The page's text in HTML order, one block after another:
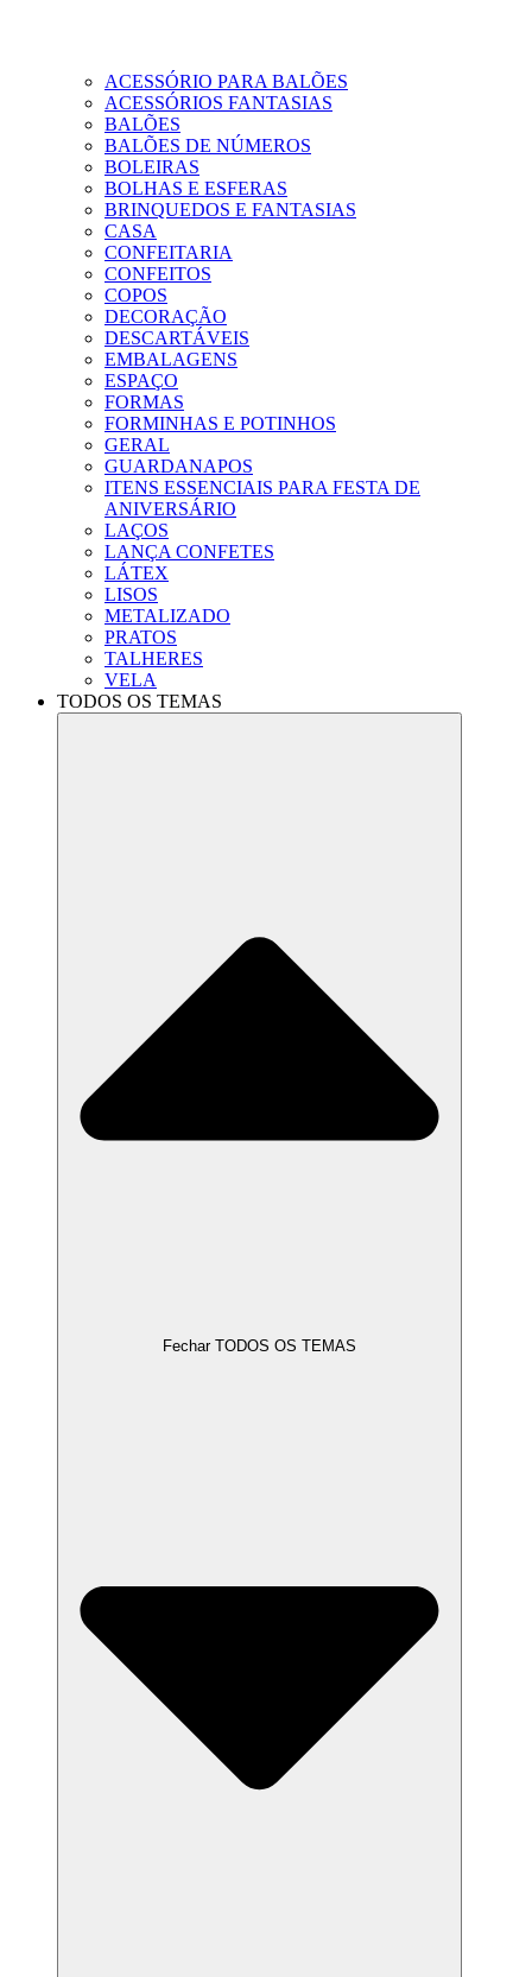
ACESSÓRIO PARA BALÕES
ACESSÓRIOS FANTASIAS
BALÕES
BALÕES DE NÚMEROS
BOLEIRAS
BOLHAS E ESFERAS
BRINQUEDOS E FANTASIAS
CASA
CONFEITARIA
CONFEITOS
COPOS
DECORAÇÃO
DESCARTÁVEIS
EMBALAGENS
ESPAÇO
FORMAS
FORMINHAS E POTINHOS
GERAL
GUARDANAPOS
ITENS ESSENCIAIS PARA FESTA DE
ANIVERSÁRIO
LAÇOS
LANÇA CONFETES
LÁTEX
LISOS
METALIZADO
PRATOS
TALHERES
VELA
TODOS OS TEMAS
Fechar TODOS OS TEMAS